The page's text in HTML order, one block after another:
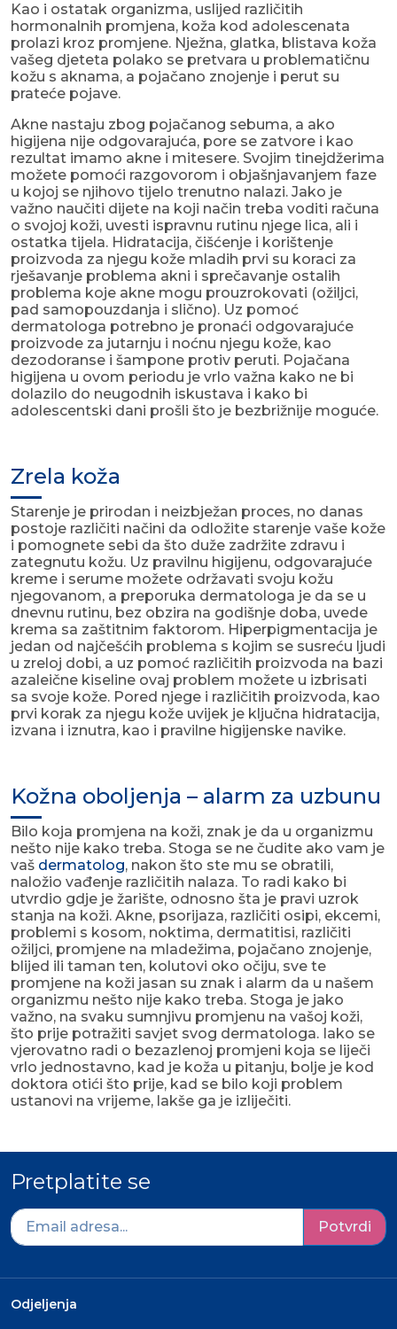
Kao i ostatak organizma, uslijed različitih
hormonalnih promjena, koža kod adolescenata
prolazi kroz promjene. Nježna, glatka, blistava koža
vašeg djeteta polako se pretvara u problematičnu
kožu s aknama, a pojačano znojenje i perut su
prateće pojave.
Akne nastaju zbog pojačanog sebuma, a ako
higijena nije odgovarajuća, pore se zatvore i kao
rezultat imamo akne i mitesere. Svojim tinejdžerima
možete pomoći razgovorom i objašnjavanjem faze
u kojoj se njihovo tijelo trenutno nalazi. Jako je
važno naučiti dijete na koji način treba voditi računa
o svojoj koži, uvesti ispravnu rutinu njege lica, ali i
ostatka tijela. Hidratacija, čišćenje i korištenje
proizvoda za njegu kože mladih prvi su koraci za
rješavanje problema akni i sprečavanje ostalih
problema koje akne mogu prouzrokovati (ožiljci,
pad samopouzdanja i slično). Uz pomoć
dermatologa potrebno je pronaći odgovarajuće
proizvode za jutarnju i noćnu njegu kože, kao
dezodoranse i šampone protiv peruti. Pojačana
higijena u ovom periodu je vrlo važna kako ne bi
dolazilo do neugodnih iskustava i kako bi
adolescentski dani prošli što je bezbrižnije moguće.
Zrela koža
Starenje je prirodan i neizbježan proces, no danas
postoje različiti načini da odložite starenje vaše kože
i pomognete sebi da što duže zadržite zdravu i
zategnutu kožu. Uz pravilnu higijenu, odgovarajuće
kreme i serume možete održavati svoju kožu
njegovanom, a preporuka dermatologa je da se u
dnevnu rutinu, bez obzira na godišnje doba, uvede
krema sa zaštitnim faktorom. Hiperpigmentacija je
jedan od najčešćih problema s kojim se susreću ljudi
u zreloj dobi, a uz pomoć različitih proizvoda na bazi
azaleične kiseline ovaj problem možete u izbrisati
sa svoje kože. Pored njege i različitih proizvoda, kao
prvi korak za njegu kože uvijek je ključna hidratacija,
izvana i iznutra, kao i pravilne higijenske navike.
Kožna oboljenja – alarm za uzbunu
Bilo koja promjena na koži, znak je da u organizmu
nešto nije kako treba. Stoga se ne čudite ako vam je
vaš dermatolog, nakon što ste mu se obratili,
naložio vađenje različitih nalaza. To radi kako bi
utvrdio gdje je žarište, odnosno šta je pravi uzrok
stanja na koži. Akne, psorijaza, različiti osipi, ekcemi,
problemi s kosom, noktima, dermatitisi, različiti
ožiljci, promjene na mladežima, pojačano znojenje,
blijed ili taman ten, kolutovi oko očiju, sve te
promjene na koži jasan su znak i alarm da u našem
organizmu nešto nije kako treba. Stoga je jako
važno, na svaku sumnjivu promjenu na vašoj koži,
što prije potražiti savjet svog dermatologa. Iako se
vjerovatno radi o bezazlenoj promjeni koja se liječi
vrlo jednostavno, kad je koža u pitanju, bolje je kod
doktora otići što prije, kad se bilo koji problem
ustanovi na vrijeme, lakše ga je izliječiti.
Pretplatite se
Potvrdi
Odjeljenja